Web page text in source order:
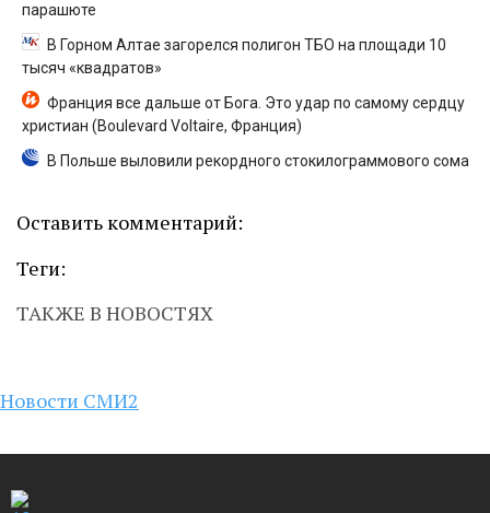
парашюте
В Горном Алтае загорелся полигон ТБО на площади 10
тысяч «квадратов»
Франция все дальше от Бога. Это удар по самому сердцу
христиан (Boulevard Voltaire, Франция)
В Польше выловили рекордного стокилограммового сома
Оставить комментарий:
Теги:
ТАКЖЕ В НОВОСТЯХ
Новости СМИ2